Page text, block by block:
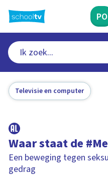
naar
hoofdinhoud
PO
Televisie en computer
Waar staat de
Een beweging tegen
gedrag